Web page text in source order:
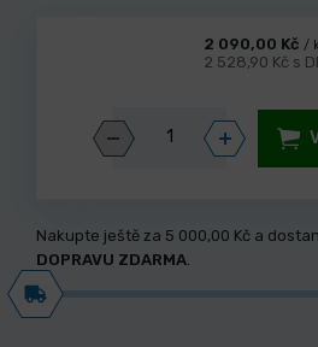
2 090,00 Kč /
2 528,90 Kč s
Nakupte ještě za 5 000,00 Kč a
DOPRAVU ZDARMA.